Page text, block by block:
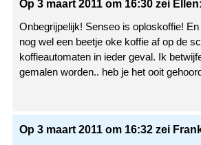
Op 3 maart 2011 om 16:30 zei Ellen:
Onbegrijpelijk! Senseo is oploskoffie!
nog wel een beetje oke koffie af op de
koffieautomaten in ieder geval. Ik
gemalen worden.. heb je het ooit
Op 3 maart 2011 om 16:32 zei